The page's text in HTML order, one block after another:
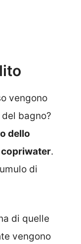
vengono
bagno?
dello
copriwater.
di
di quelle
vengono